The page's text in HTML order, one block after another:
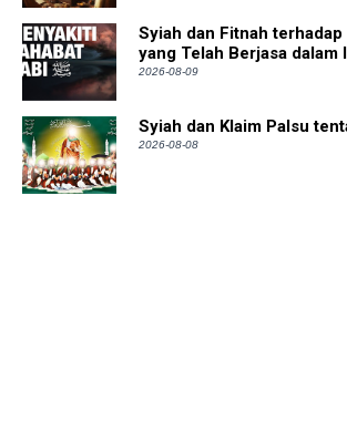
Syiah dan Fitnah terhadap
yang Telah Berjasa dalam
2026-08-09
Syiah dan Klaim Palsu
2026-08-08